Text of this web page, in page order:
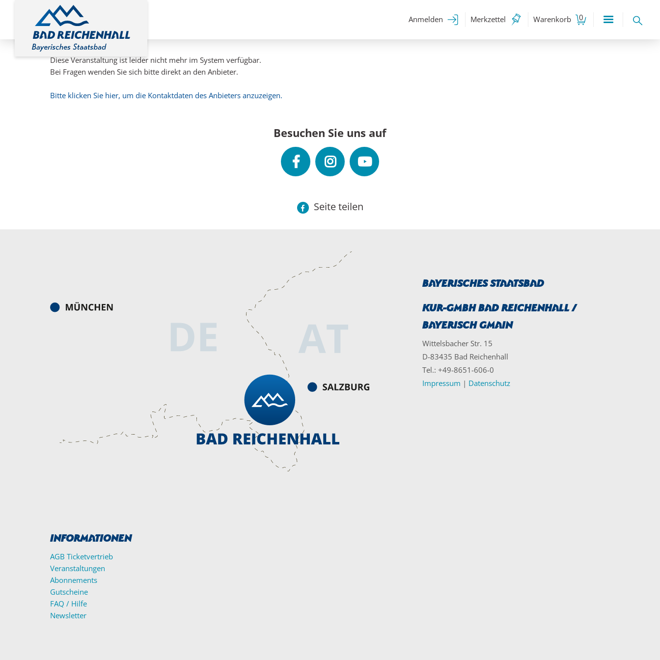
Anmelden Merkzettel Warenkorb 0
Diese Veranstaltung ist leider nicht mehr im System verfügbar.
Bei Fragen wenden Sie sich bitte direkt an den Anbieter.
Bitte klicken Sie hier, um die Kontaktdaten des Anbieters anzuzeigen.
Besuchen Sie uns auf
Seite teilen
Bayerisches Staatsbad
Kur-GmbH Bad Reichenhall /
Bayerisch Gmain
Wittelsbacher Str. 15
D-83435 Bad Reichenhall
Tel.: +49-8651-606-0
Impressum | Datenschutz
Informationen
AGB Ticketvertrieb
Veranstaltungen
Abonnements
Gutscheine
FAQ / Hilfe
Newsletter